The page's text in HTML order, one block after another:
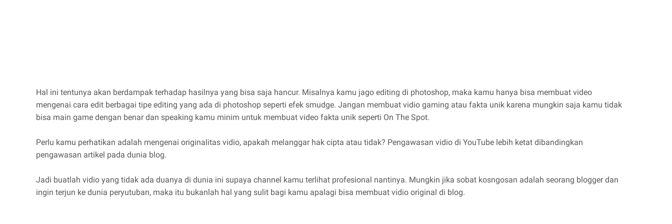
Hal ini tentunya akan berdampak terhadap hasilnya yang bisa saja hancur. Misalnya kamu jago editing di photoshop, maka kamu hanya bisa membuat video
mengenai cara edit berbagai tipe editing yang ada di photoshop seperti efek smudge. Jangan membuat vidio gaming atau fakta unik karena mungkin saja kamu tidak
bisa main game dengan benar dan speaking kamu minim untuk membuat video fakta unik seperti On The Spot.
Perlu kamu perhatikan adalah mengenai originalitas vidio, apakah melanggar hak cipta atau tidak? Pengawasan vidio di YouTube lebih ketat dibandingkan
pengawasan artikel pada dunia blog.
Jadi buatlah vidio yang tidak ada duanya di dunia ini supaya channel kamu terlihat profesional nantinya. Mungkin jika sobat kosngosan adalah seorang blogger dan
ingin terjun ke dunia peryutuban, maka itu bukanlah hal yang sulit bagi kamu apalagi bisa membuat vidio original di blog.